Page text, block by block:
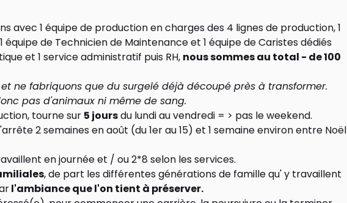
avec 1 équipe de production en charges des 4 lignes de production, 1
équipe de Technicien de Maintenance et 1 équipe de Caristes dédiés
et 1 service administratif puis RH, nous sommes au total - de 100
ne fabriquons que du surgelé déjà découpé près à transformer.
pas d'animaux ni même de sang.
tourne sur 5 joursdu lundi au vendredi = > pas le weekend.
2 semaines en août (du 1er au 15) et 1 semaine environ entre Noël
en journée et / ou 2*8 selon les services.
, de part les différentes générations de famille qu' y travaillent
l'ambiance que l'on tient à préserver.